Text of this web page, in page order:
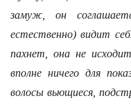
замуж, он
естественно) видит
пахнет, она не
вполне ничего для
волосы вьющиеся,